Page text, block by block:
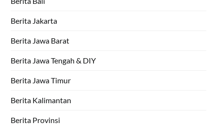
Berita Jakarta
Berita Jawa Barat
Berita Jawa Tengah & DIY
Berita Jawa Timur
Berita Kalimantan
Berita Provinsi